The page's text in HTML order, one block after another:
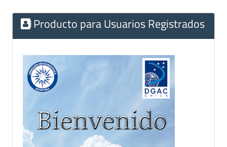
Producto para Usuarios Registrados